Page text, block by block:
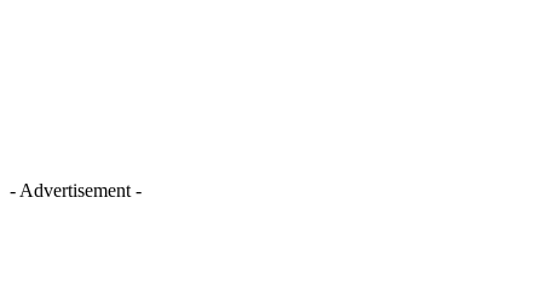
- Advertisement -